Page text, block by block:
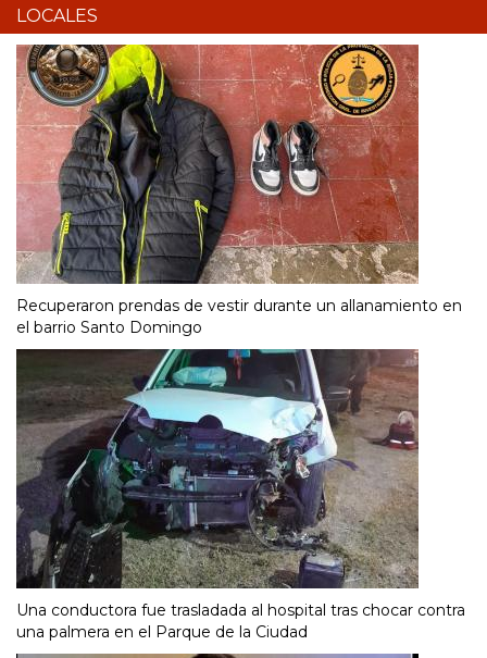
LOCALES
Recuperaron prendas de vestir durante un allanamiento en
el barrio Santo Domingo
Una conductora fue trasladada al hospital tras chocar contra
una palmera en el Parque de la Ciudad